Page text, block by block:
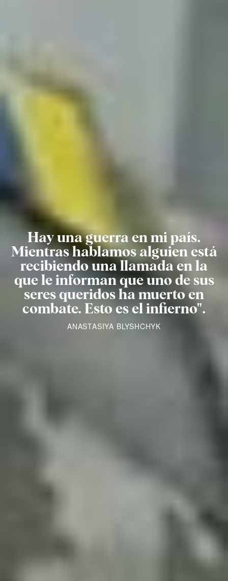
Hay una guerra en mi país.
Mientras hablamos alguien está
recibiendo una llamada en la
que le informan que uno de sus
seres queridos ha muerto en
combate. Esto es el infierno".
ANASTASIYA BLYSHCHYK